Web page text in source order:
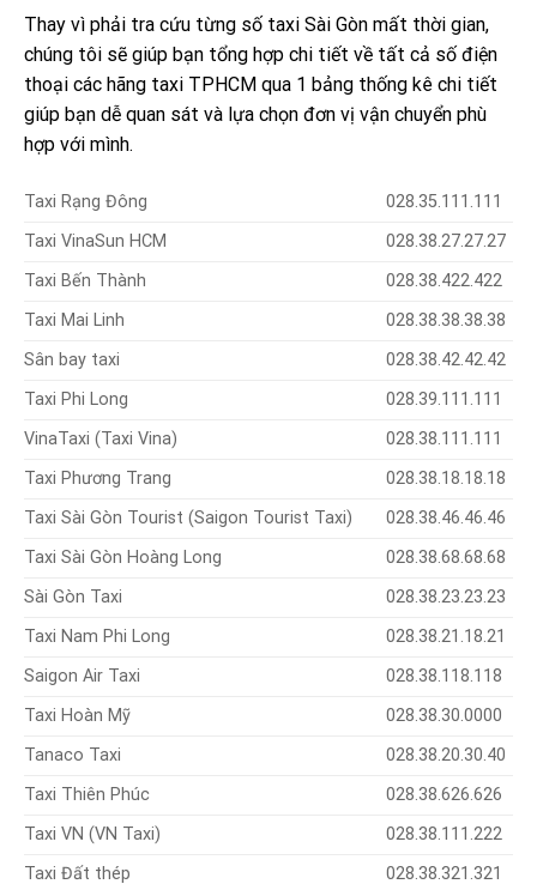
Thay vì phải tra cứu từng số taxi Sài Gòn mất thời gian,
chúng tôi sẽ giúp bạn tổng hợp chi tiết về tất cả số điện
thoại các hãng taxi TPHCM qua 1 bảng thống kê chi tiết
giúp bạn dễ quan sát và lựa chọn đơn vị vận chuyển phù
hợp với mình.
Taxi Rạng Đông
028.35.111.111
Taxi VinaSun HCM
028.38.27.27.27
Taxi Bến Thành
028.38.422.422
Taxi Mai Linh
028.38.38.38.38
Sân bay taxi
028.38.42.42.42
Taxi Phi Long
028.39.111.111
VinaTaxi (Taxi Vina)
028.38.111.111
Taxi Phương Trang
028.38.18.18.18
Taxi Sài Gòn Tourist (Saigon Tourist Taxi)
028.38.46.46.46
Taxi Sài Gòn Hoàng Long
028.38.68.68.68
Sài Gòn Taxi
028.38.23.23.23
Taxi Nam Phi Long
028.38.21.18.21
Saigon Air Taxi
028.38.118.118
Taxi Hoàn Mỹ
028.38.30.0000
Tanaco Taxi
028.38.20.30.40
Taxi Thiên Phúc
028.38.626.626
Taxi VN (VN Taxi)
028.38.111.222
Taxi Đất thép
028.38.321.321